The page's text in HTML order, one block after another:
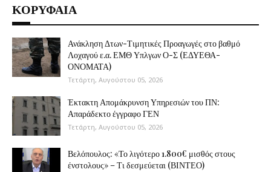
ΚΟΡΥΦΑΙΑ
Ανάκληση Δτων-Τιμητικές Προαγωγές στο βαθμό
Λοχαγού ε.α. ΕΜΘ Υπλγων Ο-Σ (ΕΔΥΕΘΑ-
ΟΝΟΜΑΤΑ)
Τετάρτη, Αυγούστου 05, 2026
Έκτακτη Απομάκρυνση Υπηρεσιών του ΠΝ:
Απαράδεκτο έγγραφο ΓΕΝ
Τετάρτη, Αυγούστου 05, 2026
Βελόπουλος: «Το λιγότερο 1.800€ μισθός στους
ένστολους» – Τι δεσμεύεται (ΒΙΝΤΕΟ)